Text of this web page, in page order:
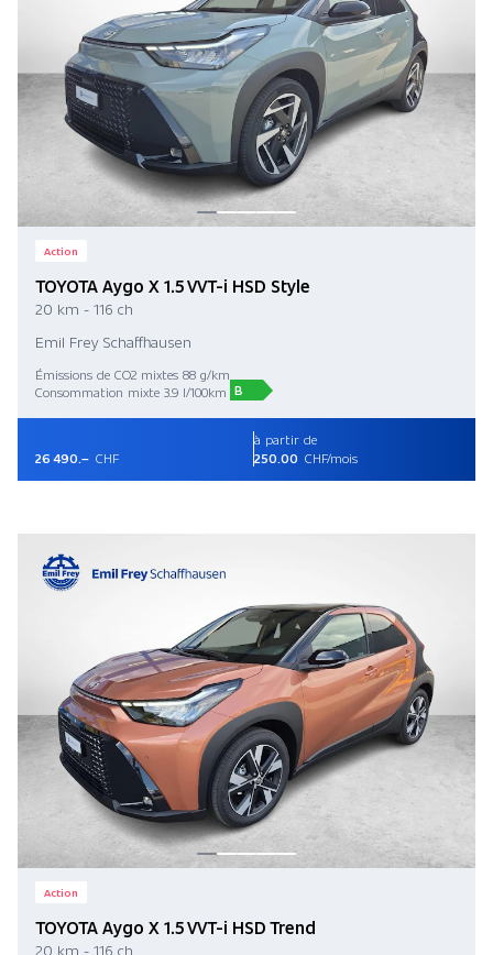
Action
TOYOTA Aygo X 1.5 VVT-i HSD Style
20 km - 116 ch
Emil Frey Schaffhausen
Émissions de CO2 mixtes 88 g/km
Consommation mixte 3.9 l/100km B
26 490.– CHF
à partir de
250.00 CHF/mois
Action
TOYOTA Aygo X 1.5 VVT-i HSD Trend
20 km - 116 ch